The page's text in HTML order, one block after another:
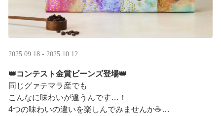
2025.09.18 - 2025.10.12
👑コンテスト金賞ビーンズ登場👑
同じグァテマラ産でも
こんなに味わいが違うんです…！
4つの味わいの違いを楽しんでみませんか☕